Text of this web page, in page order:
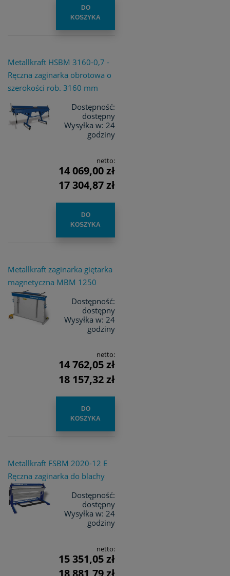
DO
KOSZYKA
Metallkraft HSBM 3160-0,7 -
Ręczna zaginarka obrotowa o
szerokości rob. 3160 mm
Dostępność:
dostępny
Wysyłka w: 24
godziny
netto:
14 069,00 zł
17 304,87 zł
DO
KOSZYKA
Metallkraft zaginarka giętarka
magnetyczna MBM 1250
Dostępność:
dostępny
Wysyłka w: 24
godziny
netto:
14 762,05 zł
18 157,32 zł
DO
KOSZYKA
Metallkraft FSBM 2020-12 E
Ręczna zaginarka do blachy
Dostępność:
dostępny
Wysyłka w: 24
godziny
netto:
15 351,05 zł
18 881,79 zł